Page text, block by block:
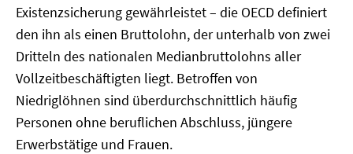
Existenzsicherung gewährleistet – die OECD definiert
den ihn als einen Bruttolohn, der unterhalb von zwei
Dritteln des nationalen Medianbruttolohns aller
Vollzeitbeschäftigten liegt. Betroffen von
Niedriglöhnen sind überdurchschnittlich häufig
Personen ohne beruflichen Abschluss, jüngere
Erwerbstätige und Frauen.